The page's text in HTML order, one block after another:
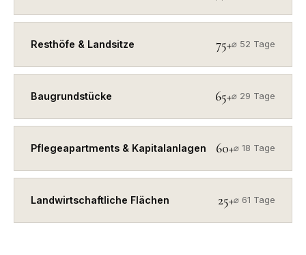
Resthöfe & Landsitze 75+⌀ 52 Tage
Baugrundstücke 65+⌀ 29 Tage
Pflegeapartments & Kapitalanlagen 60+⌀ 18 Tage
Landwirtschaftliche Flächen 25+⌀ 61 Tage